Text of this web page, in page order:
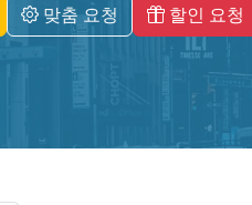
맞춤 요청 할인 요청